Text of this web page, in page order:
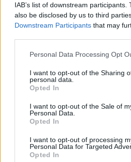
IAB’s list of downstream
also be disclosed by us to third
Downstream Participants that may
Personal Data Processing Opt
I want to opt-out of the Sharing
personal data.
Opted In
I want to opt-out of the Sale of
Personal Data.
Opted In
I want to opt-out of processing
Personal Data for Targeted
Opted In
2018. március 02., péntek
A hideg napokon
importált Románia